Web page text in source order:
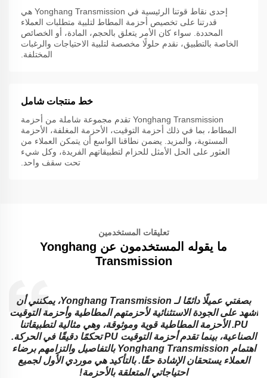
إحدى نقاط قوتنا الرئيسية في Yonghang Transmission هي
قدرتنا على تخصيص أحزمة المطاط لتلبية متطلبات العملاء
المحددة. سواء كان الأمر يتعلق بالحجم، المادة، أو الخصائص
الخاصة بالتطبيق، نقدم حلولًا مخصصة لتلبية الاحتياجات والرغبات
المختلفة.
خط منتجات شامل
Yonghang Transmission تقدم مجموعة شاملة من أحزمة
المطاط، بما في ذلك أحزمة التوقيت، الأحزمة المغلفة، الأحزمة
المستوية، والمزيد. يضمن نطاقنا الواسع أن يتمكن العملاء من
العثور على الحل الأمثل للحزام لتطبيقاتهم الفريدة، وكل شيء
تحت سقف واحد.
تعليقات المستخدمين
ما يقوله المستخدمون عن Yonghang
Transmission
بصفتي عميلًا دائمًا لـ Yonghang Transmission، يمكنني أن
أشهد على الجودة الاستثنائية لأحزمتهم المطاطية وأحزمة التوقيت
PU. الأحزمة المطاطية قوية وموثوقة، وهي مثالية لتطبيقاتنا
الصناعية، بينما تقدم أحزمة التوقيت PU تحكمًا دقيقًا في الحركة.
اهتمام Yonghang Transmission بالتفاصيل والتزامهم برضاء
العملاء يستحقان الإشادة حقًا. بالتأكيد هي موردي الأول لجميع
احتياجاتي المتعلقة بالأحزمة!